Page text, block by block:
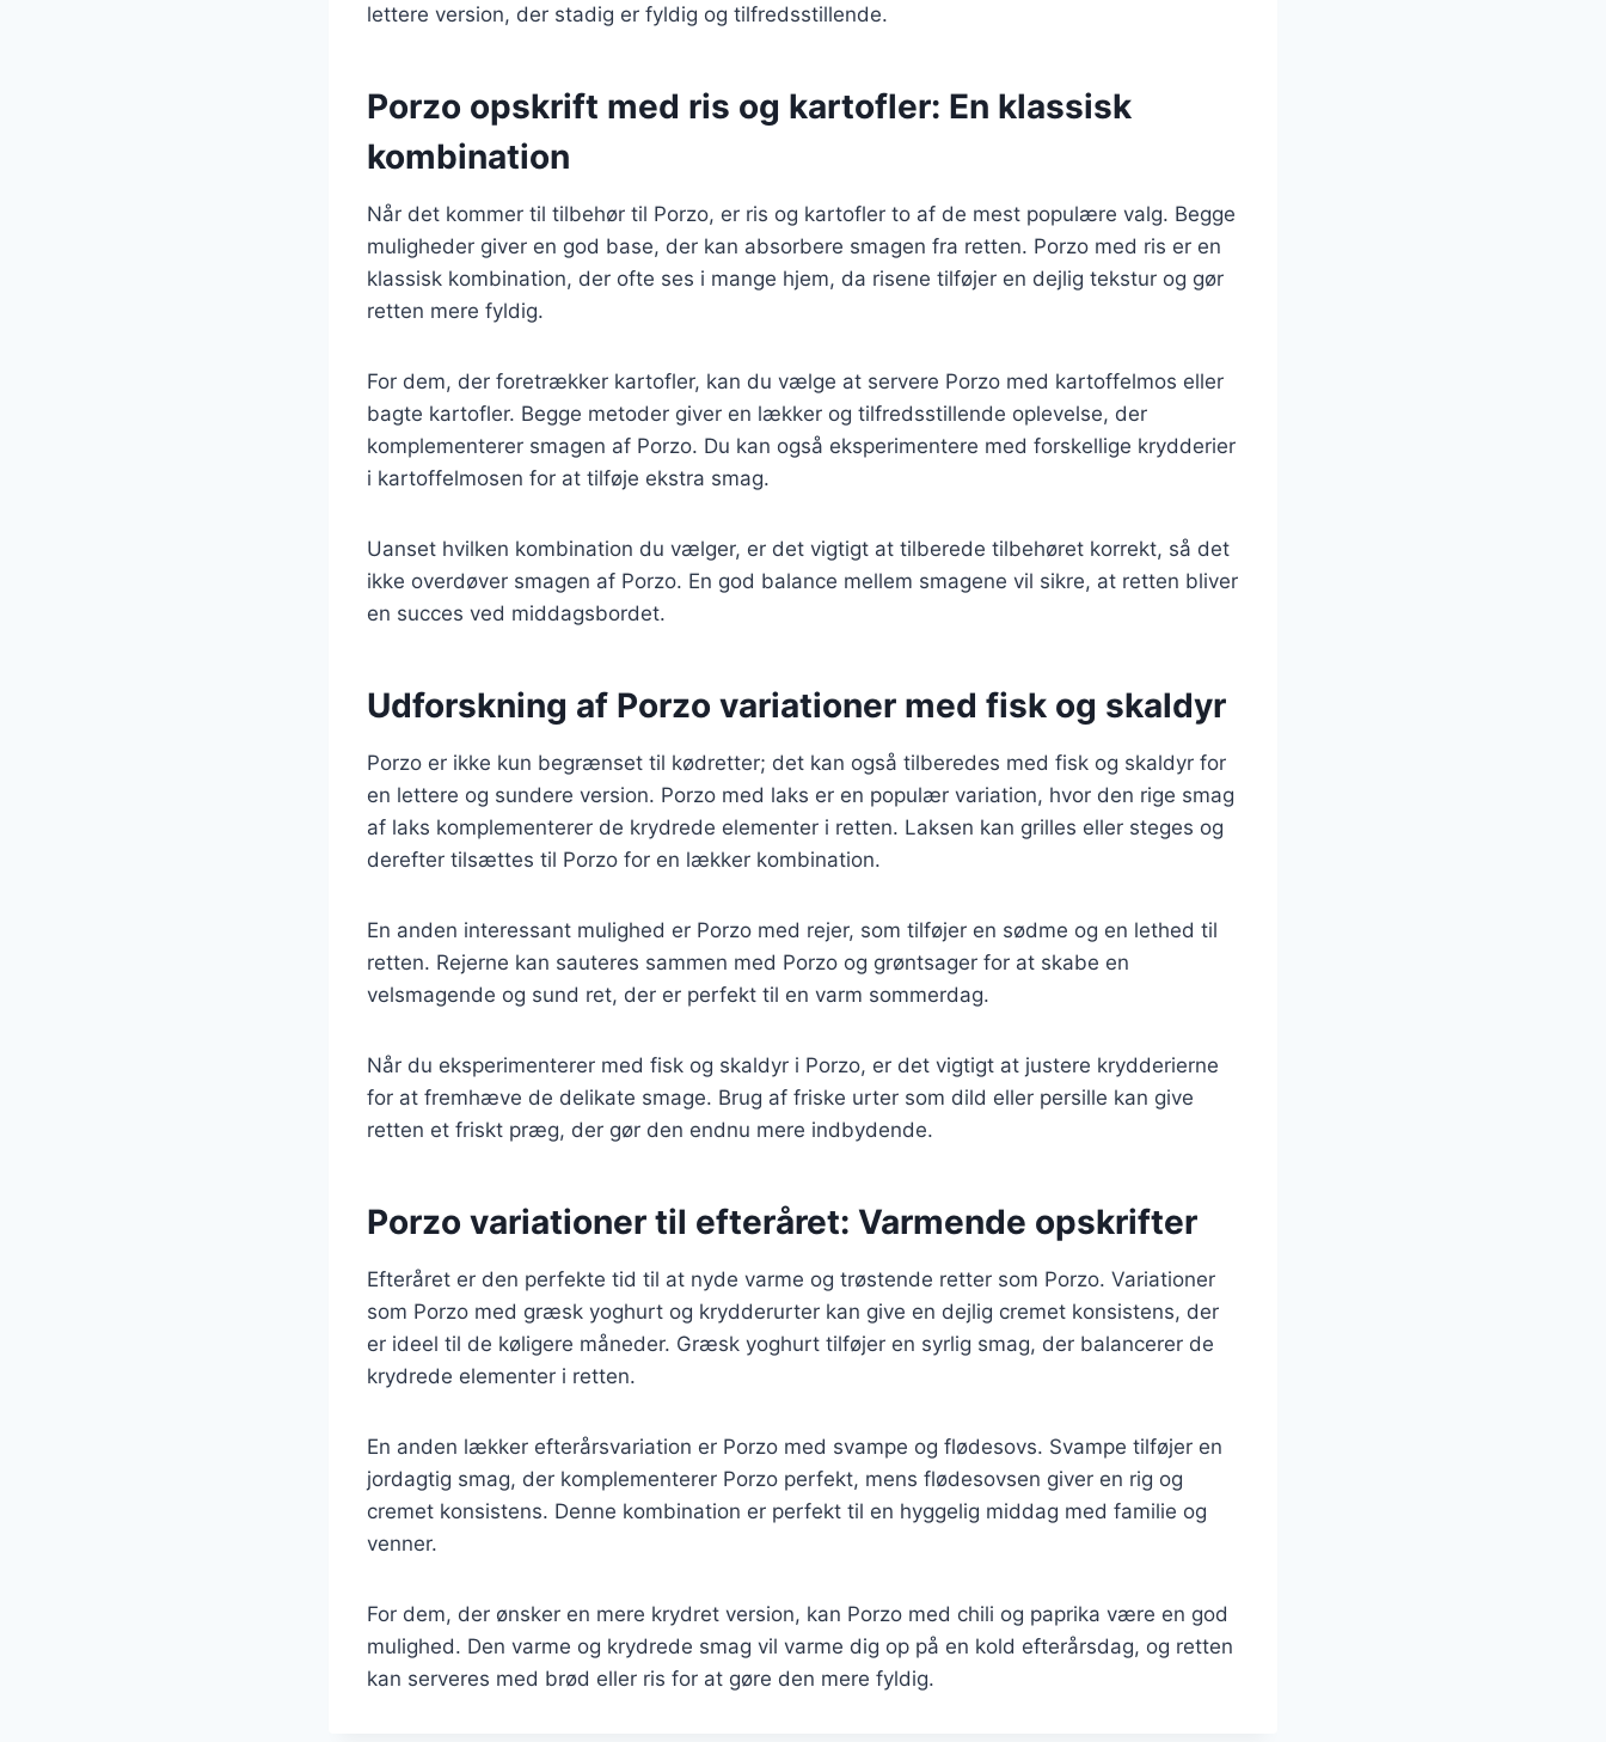
lettere version, der stadig er fyldig og tilfredsstillende.
Porzo opskrift med ris og kartofler: En klassisk
kombination
Når det kommer til tilbehør til Porzo, er ris og kartofler to af de mest populære valg. Begge
muligheder giver en god base, der kan absorbere smagen fra retten. Porzo med ris er en
klassisk kombination, der ofte ses i mange hjem, da risene tilføjer en dejlig tekstur og gør
retten mere fyldig.
For dem, der foretrækker kartofler, kan du vælge at servere Porzo med kartoffelmos eller
bagte kartofler. Begge metoder giver en lækker og tilfredsstillende oplevelse, der
komplementerer smagen af Porzo. Du kan også eksperimentere med forskellige krydderier
i kartoffelmosen for at tilføje ekstra smag.
Uanset hvilken kombination du vælger, er det vigtigt at tilberede tilbehøret korrekt, så det
ikke overdøver smagen af Porzo. En god balance mellem smagene vil sikre, at retten bliver
en succes ved middagsbordet.
Udforskning af Porzo variationer med fisk og skaldyr
Porzo er ikke kun begrænset til kødretter; det kan også tilberedes med fisk og skaldyr for
en lettere og sundere version. Porzo med laks er en populær variation, hvor den rige smag
af laks komplementerer de krydrede elementer i retten. Laksen kan grilles eller steges og
derefter tilsættes til Porzo for en lækker kombination.
En anden interessant mulighed er Porzo med rejer, som tilføjer en sødme og en lethed til
retten. Rejerne kan sauteres sammen med Porzo og grøntsager for at skabe en
velsmagende og sund ret, der er perfekt til en varm sommerdag.
Når du eksperimenterer med fisk og skaldyr i Porzo, er det vigtigt at justere krydderierne
for at fremhæve de delikate smage. Brug af friske urter som dild eller persille kan give
retten et friskt præg, der gør den endnu mere indbydende.
Porzo variationer til efteråret: Varmende opskrifter
Efteråret er den perfekte tid til at nyde varme og trøstende retter som Porzo. Variationer
som Porzo med græsk yoghurt og krydderurter kan give en dejlig cremet konsistens, der
er ideel til de køligere måneder. Græsk yoghurt tilføjer en syrlig smag, der balancerer de
krydrede elementer i retten.
En anden lækker efterårsvariation er Porzo med svampe og flødesovs. Svampe tilføjer en
jordagtig smag, der komplementerer Porzo perfekt, mens flødesovsen giver en rig og
cremet konsistens. Denne kombination er perfekt til en hyggelig middag med familie og
venner.
For dem, der ønsker en mere krydret version, kan Porzo med chili og paprika være en god
mulighed. Den varme og krydrede smag vil varme dig op på en kold efterårsdag, og retten
kan serveres med brød eller ris for at gøre den mere fyldig.